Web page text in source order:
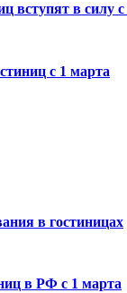
вступят в силу
с 1 марта
в гостиницах
в РФ с 1 марта